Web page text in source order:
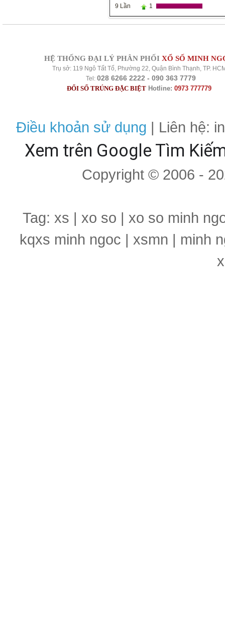
9 Lần 1
HỆ THỐNG ĐẠI LÝ PHÂN PHỐI XỔ SỐ MINH
Trụ sở: 119 Ngô Tất Tố, Phường 22, Quận Bình Thạnh, TP.
Tel: 028 6266 2222 - 090 363 7779
ĐỔI SỐ TRÚNG ĐẶC BIỆT Hotline: 0973 777779
Điều khoản sử dụng | Liên hệ:
Xem trên Google Tìm
Copyright © 2006 -
Tag: xs | xo so | xo so minh
kqxs minh ngoc | xsmn | minh